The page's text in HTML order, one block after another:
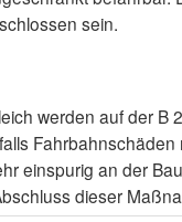
sein.
werden auf der B
Fahrbahnschäden
einspurig an der
dieser